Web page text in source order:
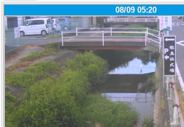
08/09 05:20